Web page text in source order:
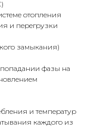
отопления
и перегрузки
замыкания)
фазы на
и температур
каждого из